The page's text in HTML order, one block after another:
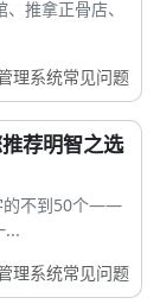
推拿正骨店、
理系统常见问题
荐明智之选
的不到50个——
...
理系统常见问题